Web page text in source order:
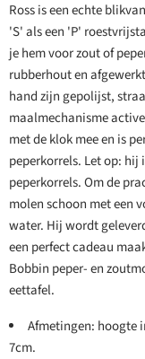
Ross is een echte
'S' als een 'P'
je hem voor zout of
rubberhout en
hand zijn gepolijst,
maalmechanisme
met de klok mee en is
peperkorrels. Let op: hij
peperkorrels. Om de
molen schoon met een
water. Hij wordt
een perfect cadeau
Bobbin peper- en
eettafel.
Afmetingen: hoogte
7cm.